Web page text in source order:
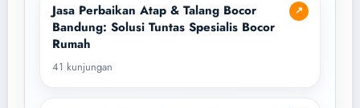
↗
Jasa Perbaikan Atap & Talang Bocor
Bandung: Solusi Tuntas Spesialis Bocor
Rumah
41 kunjungan